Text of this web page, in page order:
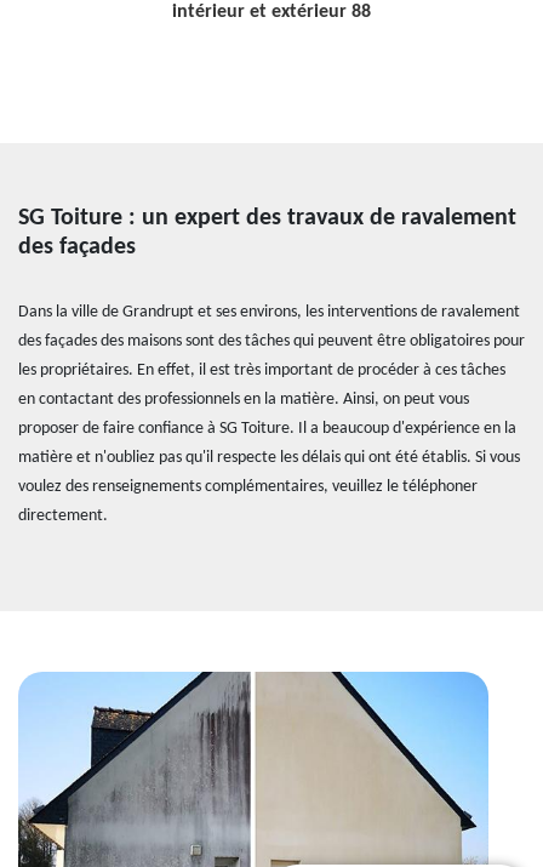
intérieur et extérieur 88
SG Toiture : un expert des travaux de ravalement
des façades
Dans la ville de Grandrupt et ses environs, les interventions de ravalement
des façades des maisons sont des tâches qui peuvent être obligatoires pour
les propriétaires. En effet, il est très important de procéder à ces tâches
en contactant des professionnels en la matière. Ainsi, on peut vous
proposer de faire confiance à SG Toiture. Il a beaucoup d'expérience en la
matière et n'oubliez pas qu'il respecte les délais qui ont été établis. Si vous
voulez des renseignements complémentaires, veuillez le téléphoner
directement.